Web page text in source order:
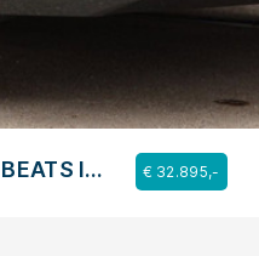
l
€ 32.895,-